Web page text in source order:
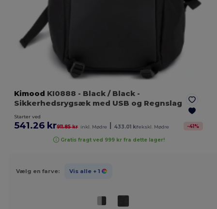
Kimood KI0888 - Black / Black -
Sikkerhedsrygsæk med USB og Regnslag
Starter ved
541.26 kr911.85 kr inkl. Mødre | 433.01 krekskl. Mødre -41%
Gratis fragt ved 999 kr fra dette lager!
Vælg en farve: Vis alle + 1